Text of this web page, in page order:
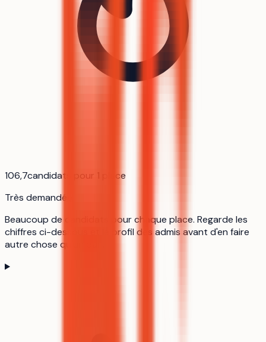
106,7candidats pour 1 place
Très demandée
Beaucoup de candidats pour chaque place. Regarde les
chiffres ci-dessous et le profil des admis avant d'en faire
autre chose qu'un pari.